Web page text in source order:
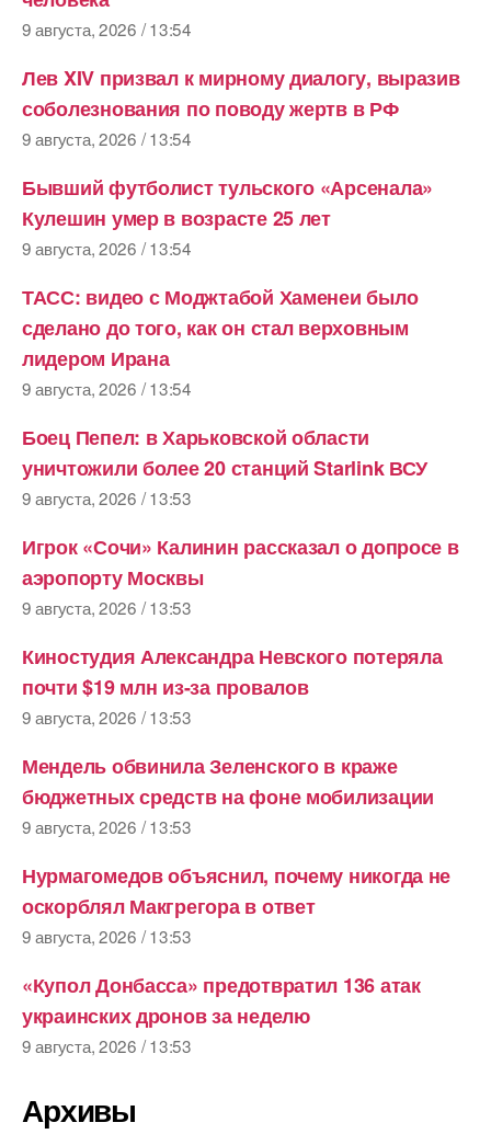
9 августа, 2026 / 13:54
Лев XIV призвал к мирному диалогу, выразив
соболезнования по поводу жертв в РФ
9 августа, 2026 / 13:54
Бывший футболист тульского «Арсенала»
Кулешин умер в возрасте 25 лет
9 августа, 2026 / 13:54
ТАСС: видео с Моджтабой Хаменеи было
сделано до того, как он стал верховным
лидером Ирана
9 августа, 2026 / 13:54
Боец Пепел: в Харьковской области
уничтожили более 20 станций Starlink ВСУ
9 августа, 2026 / 13:53
Игрок «Сочи» Калинин рассказал о допросе в
аэропорту Москвы
9 августа, 2026 / 13:53
Киностудия Александра Невского потеряла
почти $19 млн из-за провалов
9 августа, 2026 / 13:53
Мендель обвинила Зеленского в краже
бюджетных средств на фоне мобилизации
9 августа, 2026 / 13:53
Нурмагомедов объяснил, почему никогда не
оскорблял Макгрегора в ответ
9 августа, 2026 / 13:53
«Купол Донбасса» предотвратил 136 атак
украинских дронов за неделю
9 августа, 2026 / 13:53
Архивы